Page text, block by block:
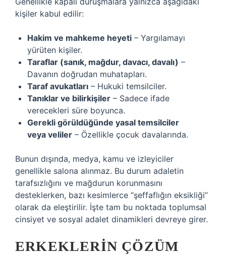
kişiler kabul edilir:
Hakim ve mahkeme heyeti – Yargılamayı
yürüten kişiler.
Taraflar (sanık, mağdur, davacı, davalı) –
Davanın doğrudan muhatapları.
Taraf avukatları – Hukuki temsilciler.
Tanıklar ve bilirkişiler – Sadece ifade
verecekleri süre boyunca.
Gerekli görüldüğünde yasal temsilciler
veya veliler – Özellikle çocuk davalarında.
Bunun dışında, medya, kamu ve izleyiciler
genellikle salona alınmaz. Bu durum adaletin
tarafsızlığını ve mağdurun korunmasını
desteklerken, bazı kesimlerce “şeffaflığın eksikliği”
olarak da eleştirilir. İşte tam bu noktada toplumsal
cinsiyet ve sosyal adalet dinamikleri devreye girer.
ERKEKLERIN ÇÖZÜM